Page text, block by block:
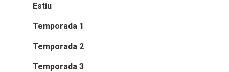
Estiu
Temporada 1
Temporada 2
Temporada 3